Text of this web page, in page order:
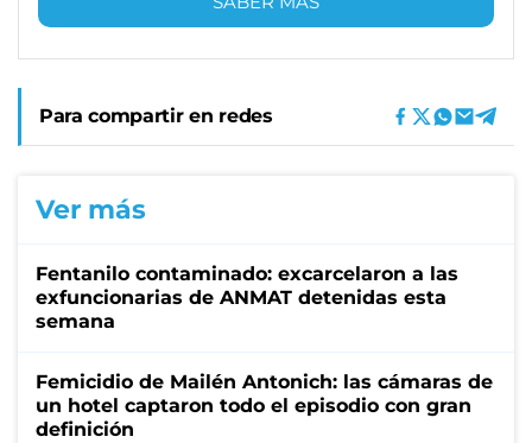
Para compartir en redes
Ver más
Fentanilo contaminado: excarcelaron a las
exfuncionarias de ANMAT detenidas esta
semana
Femicidio de Mailén Antonich: las cámaras de
un hotel captaron todo el episodio con gran
definición